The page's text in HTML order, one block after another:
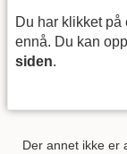
Du har klikket
ennå. Du kan
siden.
Der annet ikke er